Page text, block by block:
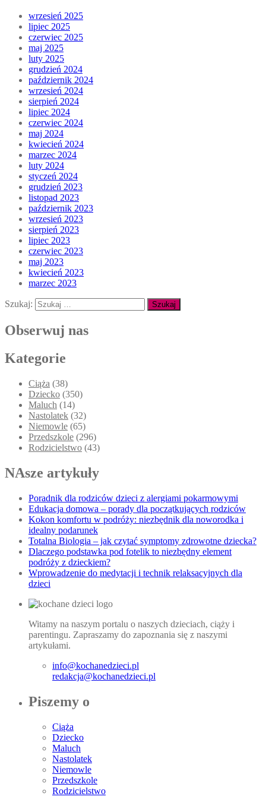
wrzesień 2025
lipiec 2025
czerwiec 2025
maj 2025
luty 2025
grudzień 2024
październik 2024
wrzesień 2024
sierpień 2024
lipiec 2024
czerwiec 2024
maj 2024
kwiecień 2024
marzec 2024
luty 2024
styczeń 2024
grudzień 2023
listopad 2023
październik 2023
wrzesień 2023
sierpień 2023
lipiec 2023
czerwiec 2023
maj 2023
kwiecień 2023
marzec 2023
Szukaj:
Obserwuj nas
Kategorie
Ciąża (38)
Dziecko (350)
Maluch (14)
Nastolatek (32)
Niemowle (65)
Przedszkole (296)
Rodzicielstwo (43)
NAsze artykuły
Poradnik dla rodziców dzieci z alergiami pokarmowymi
Edukacja domowa – porady dla początkujących rodziców
Kokon komfortu w podróży: niezbędnik dla noworodka i
idealny podarunek
Totalna Biologia – jak czytać symptomy zdrowotne dziecka?
Dlaczego podstawka pod fotelik to niezbędny element
podróży z dzieckiem?
Wprowadzenie do medytacji i technik relaksacyjnych dla
dzieci
Witamy na naszym portalu o naszych dzieciach, ciąży i
parentingu. Zapraszamy do zapoznania się z naszymi
artykułami.
info@kochanedzieci.pl
redakcja@kochanedzieci.pl
Piszemy o
Ciąża
Dziecko
Maluch
Nastolatek
Niemowle
Przedszkole
Rodzicielstwo